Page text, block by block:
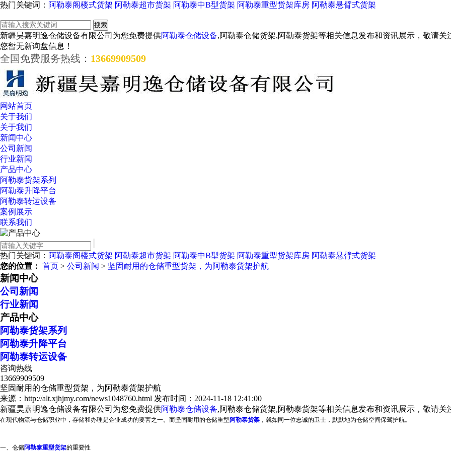
热门关键词： 阿勒泰阁楼式货架 阿勒泰超市货架 阿勒泰中B型货架 阿勒泰重型货架库房 阿勒泰悬臂式货架
新疆昊嘉明逸仓储设备有限公司为您免费提供阿勒泰仓储设备,阿勒泰仓储货架,阿勒泰货架等相关信息发布和资讯展示，敬请关
您暂无新询盘信息！
全国免费服务热线： 13669909509
网站首页
关于我们
关于我们
新闻中心
公司新闻
行业新闻
产品中心
阿勒泰货架系列
阿勒泰升降平台
阿勒泰转运设备
案例展示
联系我们
热门关键词： 阿勒泰阁楼式货架 阿勒泰超市货架 阿勒泰中B型货架 阿勒泰重型货架库房 阿勒泰悬臂式货架
您的位置： 首页 > 公司新闻 > 坚固耐用的仓储重型货架，为阿勒泰货架护航
新闻中心
公司新闻
行业新闻
产品中心
阿勒泰货架系列
阿勒泰升降平台
阿勒泰转运设备
咨询热线
13669909509
坚固耐用的仓储重型货架，为阿勒泰货架护航
来源：http://alt.xjhjmy.com/news1048760.html 发布时间：2024-11-18 12:41:00
新疆昊嘉明逸仓储设备有限公司为您免费提供阿勒泰仓储设备,阿勒泰仓储货架,阿勒泰货架等相关信息发布和资讯展示，敬请关
在现代物流与仓储职业中，存储和办理是企业成功的要害之一。而坚固耐用的仓储重型 阿勒泰货架 ，就如同一位忠诚的卫士，默默地为仓储空间保驾护航。
一、仓储阿勒泰重型货架的重要性